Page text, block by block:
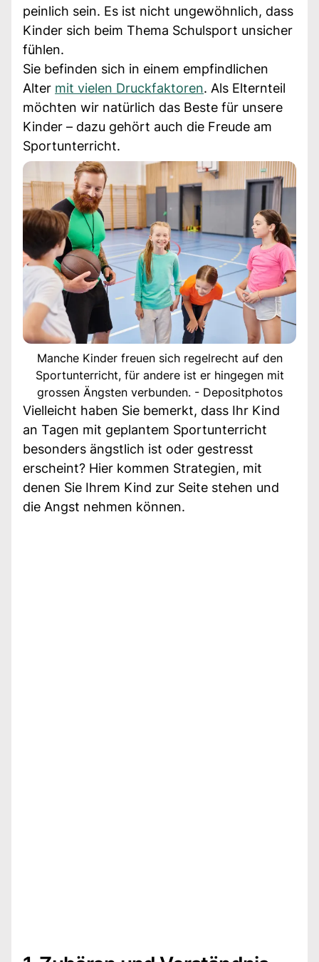
peinlich sein. Es ist nicht ungewöhnlich, dass
Kinder sich beim Thema Schulsport unsicher
fühlen.
Sie befinden sich in einem empfindlichen
Alter mit vielen Druckfaktoren. Als Elternteil
möchten wir natürlich das Beste für unsere
Kinder – dazu gehört auch die Freude am
Sportunterricht.
Manche Kinder freuen sich regelrecht auf den
Sportunterricht, für andere ist er hingegen mit
grossen Ängsten verbunden. - Depositphotos
Vielleicht haben Sie bemerkt, dass Ihr Kind
an Tagen mit geplantem Sportunterricht
besonders ängstlich ist oder gestresst
erscheint? Hier kommen Strategien, mit
denen Sie Ihrem Kind zur Seite stehen und
die Angst nehmen können.